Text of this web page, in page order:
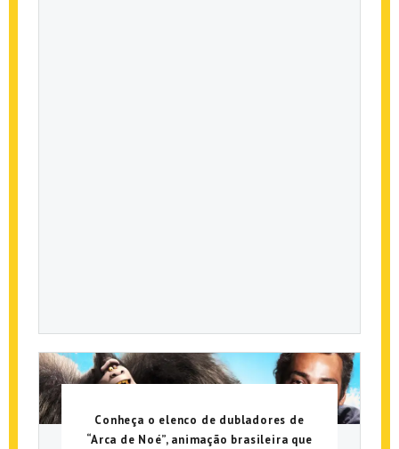
Conheça o elenco de dubladores de
“Arca de Noé”, animação brasileira que